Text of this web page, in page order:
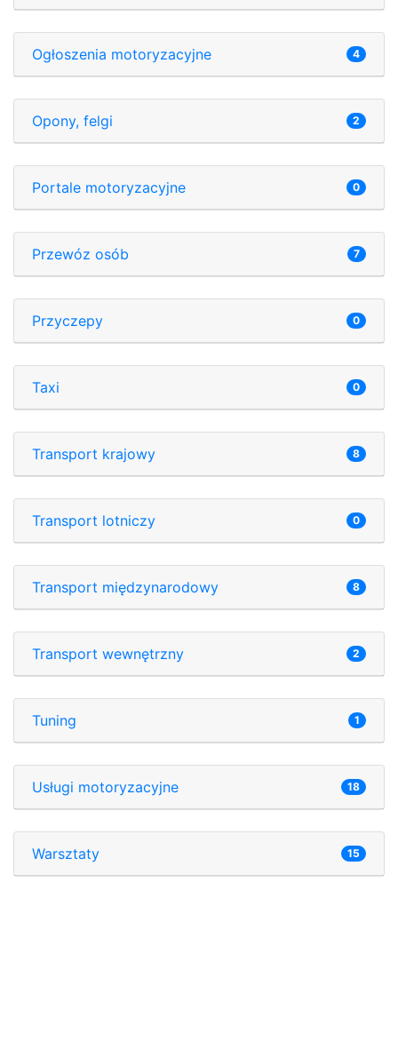
Ogłoszenia motoryzacyjne 4
Opony, felgi 2
Portale motoryzacyjne 0
Przewóz osób 7
Przyczepy 0
Taxi 0
Transport krajowy 8
Transport lotniczy 0
Transport międzynarodowy 8
Transport wewnętrzny 2
Tuning 1
Usługi motoryzacyjne 18
Warsztaty 15